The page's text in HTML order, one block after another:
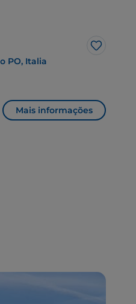
Gosto
PO, Italia
Mais informações